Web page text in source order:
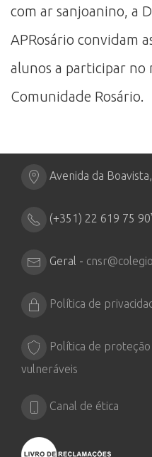
com ar sanjoanino, a
APRosário convidam
alunos a participar no
Comunidade Rosário.
Avenida da
(+351) 22 619 75 90
Geral -
Política de
Política de
vulneráveis
Canal de ética